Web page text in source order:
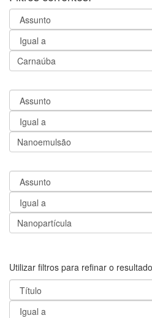
Utilizar filtros para refinar o